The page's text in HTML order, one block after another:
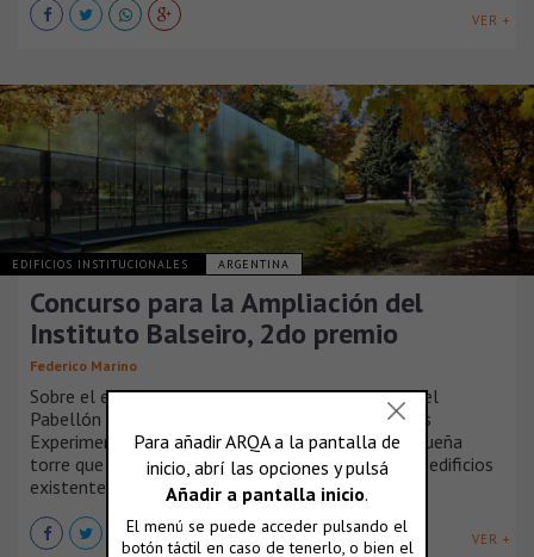
VER +
EDIFICIOS INSTITUCIONALES ARGENTINA
Concurso para la Ampliación del
Instituto Balseiro, 2do premio
Federico Marino
Sobre el espacio entre el Pabellón de Mecánica y el
Pabellón de la Fundación los nuevos Laboratorios
Experimentales se presentan como una única pequeña
torre que se eleva solo dos plantas por sobre los edificios
existentes.
VER +